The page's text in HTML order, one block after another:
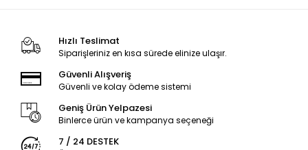
Hızlı Teslimat
Siparişleriniz en kısa sürede elinize ulaşır.
Güvenli Alışveriş
Güvenli ve kolay ödeme sistemi
Geniş Ürün Yelpazesi
Binlerce ürün ve kampanya seçeneği
7 / 24 DESTEK